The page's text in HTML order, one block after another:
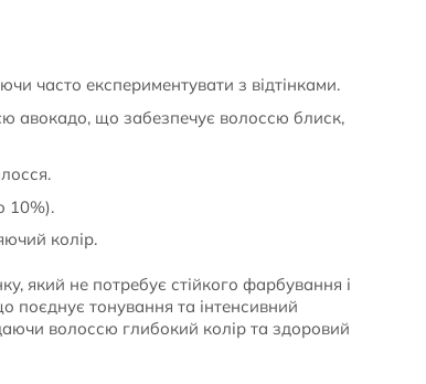
часто експериментувати з відтінками.
авокадо, що забезпечує волоссю блиск,
10%).
колір.
який не потребує стійкого фарбування і
поєднує тонування та інтенсивний
волоссю глибокий колір та здоровий